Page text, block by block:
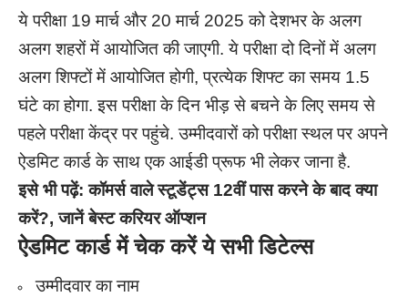
ये परीक्षा 19 मार्च और 20 मार्च 2025 को देशभर के अलग
अलग शहरों में आयोजित की जाएगी. ये परीक्षा दो दिनों में अलग
अलग शिफ्टों में आयोजित होगी, प्रत्येक शिफ्ट का समय 1.5
घंटे का होगा. इस परीक्षा के दिन भीड़ से बचने के लिए समय से
पहले परीक्षा केंद्र पर पहुंचे. उम्मीदवारों को परीक्षा स्थल पर अपने
ऐडमिट कार्ड के साथ एक आईडी प्रूफ भी लेकर जाना है.
इसे भी पढ़ें:कॉमर्स वाले स्टूडेंट्स 12वीं पास करने के बाद क्या
करें?, जानें बेस्ट करियर ऑप्शन
ऐडमिट कार्ड में चेक करें ये सभी डिटेल्स
उम्मीदवार का नाम